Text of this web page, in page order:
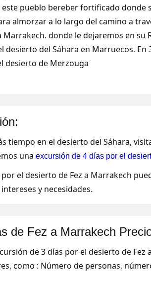
pueblo bereber fortificado donde
almorzar a lo largo del camino a
Marrakech. donde le dejaremos en su
del Sáhara en Marruecos. En
desierto de Merzouga
tiempo en el desierto del Sáhara,
una excursión de 4 días por el
el desierto de Fez a Marrakech
y necesidades.
de Fez a Marrakech
de 3 días por el desierto de Fez
como : Número de personas,